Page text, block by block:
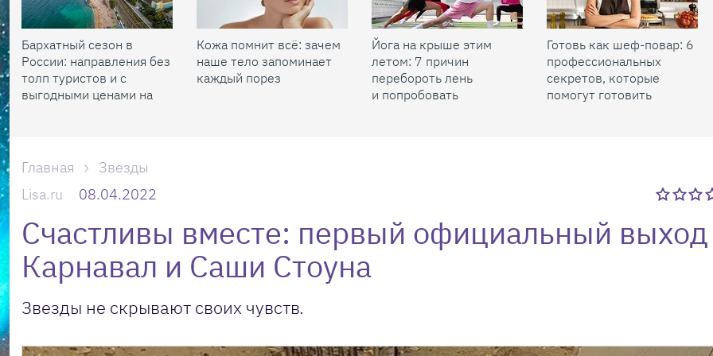
Бархатный сезон в
России: направления без
толп туристов и с
выгодными ценами на
Кожа помнит всё: зачем
наше тело запоминает
каждый порез
Йога на крыше этим
летом: 7 причин
перебороть лень
и попробовать
Готовь как шеф-повар: 6
профессиональных
секретов, которые
помогут готовить
Главная
Звезды
Lisa.ru
08.04.2022
Счастливы вместе: первый официальный
Карнавал и Саши Стоуна
Звезды не скрывают своих чувств.